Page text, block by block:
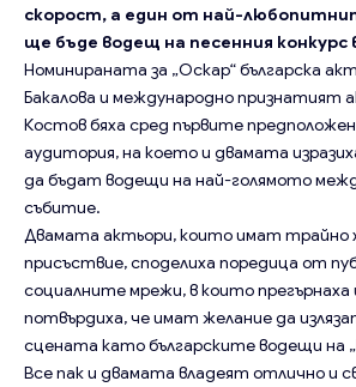
скорост, а един от най-
ще бъде водещ на песенния конкурс
Номинираната за „Оскар“ българска
Бакалова и международно признатият
Костов бяха сред първите
аудитория, на което и двамата
да бъдат водещи на най-голямото
събитие.
Двамата актьори, които имат трайно
присъствие, споделиха поредица от
социалните мрежи, в които
потвърдиха, че имат желание да
сцената като българските водещи на
Все пак и двамата владеят отлично и